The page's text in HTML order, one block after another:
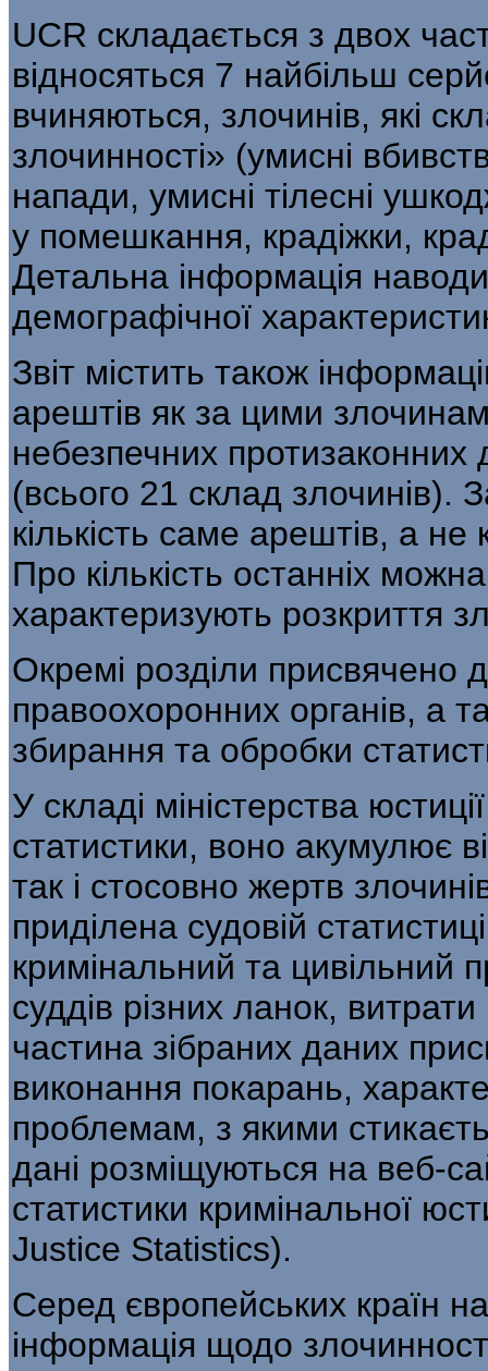
UCR складається з двох
відносяться 7 найбільш
вчиняються, злочинів, які
злочинності» (умисні
напади, умисні тілесні
у помешкання, крадіжки,
Детальна інформація
демографічної
Звіт містить також
арештів як за цими
небезпечних протизаконних
(всього 21 склад злочинів).
кількість саме арештів, а не
Про кількість останніх
характеризують розкриття
Окремі розділи присвячено
правоохо­ронних органів, а
збирання та об­робки
У складі міністерства
ста­тистики, воно акумулює
так і стосовно жертв
приділена судовій
кримінальний та цивільний
суддів різних ланок,
частина зібраних даних
виконання покарань,
проблемам, з якими
дані розміщуються на веб-
статистики кримінальної
Justice Statistics).
Серед європейських країн
інформація щодо